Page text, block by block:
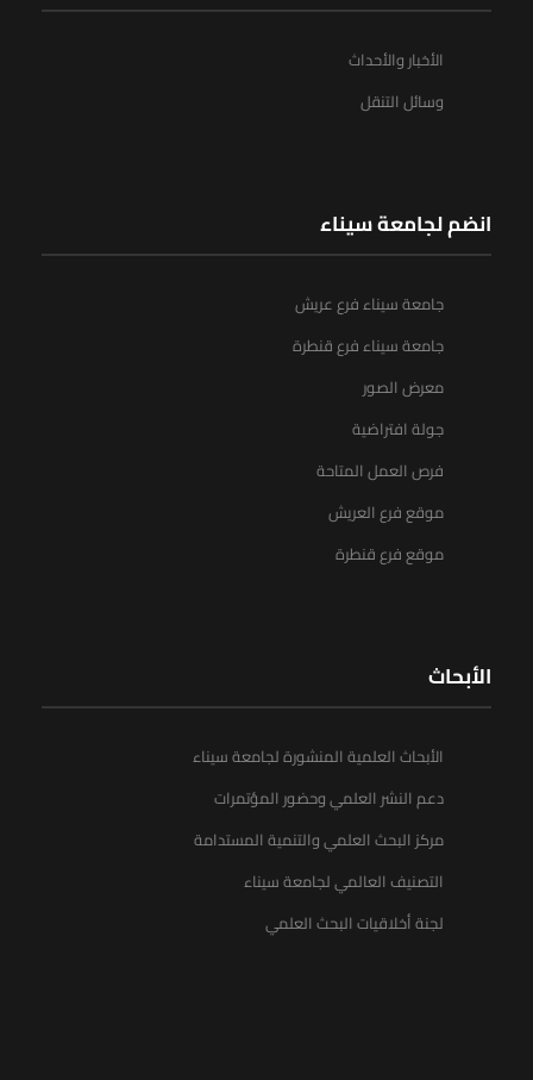
الأخبار والأحداث
وسائل التنقل
انضم لجامعة سيناء
جامعة سيناء فرع عريش
جامعة سيناء فرع قنطرة
معرض الصور
جولة افتراضية
فرص العمل المتاحة
موقع فرع العريش
موقع فرع قنطرة
الأبحاث
الأبحاث العلمية المنشورة لجامعة سيناء
دعم النشر العلمي وحضور المؤتمرات
مركز البحث العلمي والتنمية المستدامة
التصنيف العالمي لجامعة سيناء
لجنة أخلاقيات البحث العلمي